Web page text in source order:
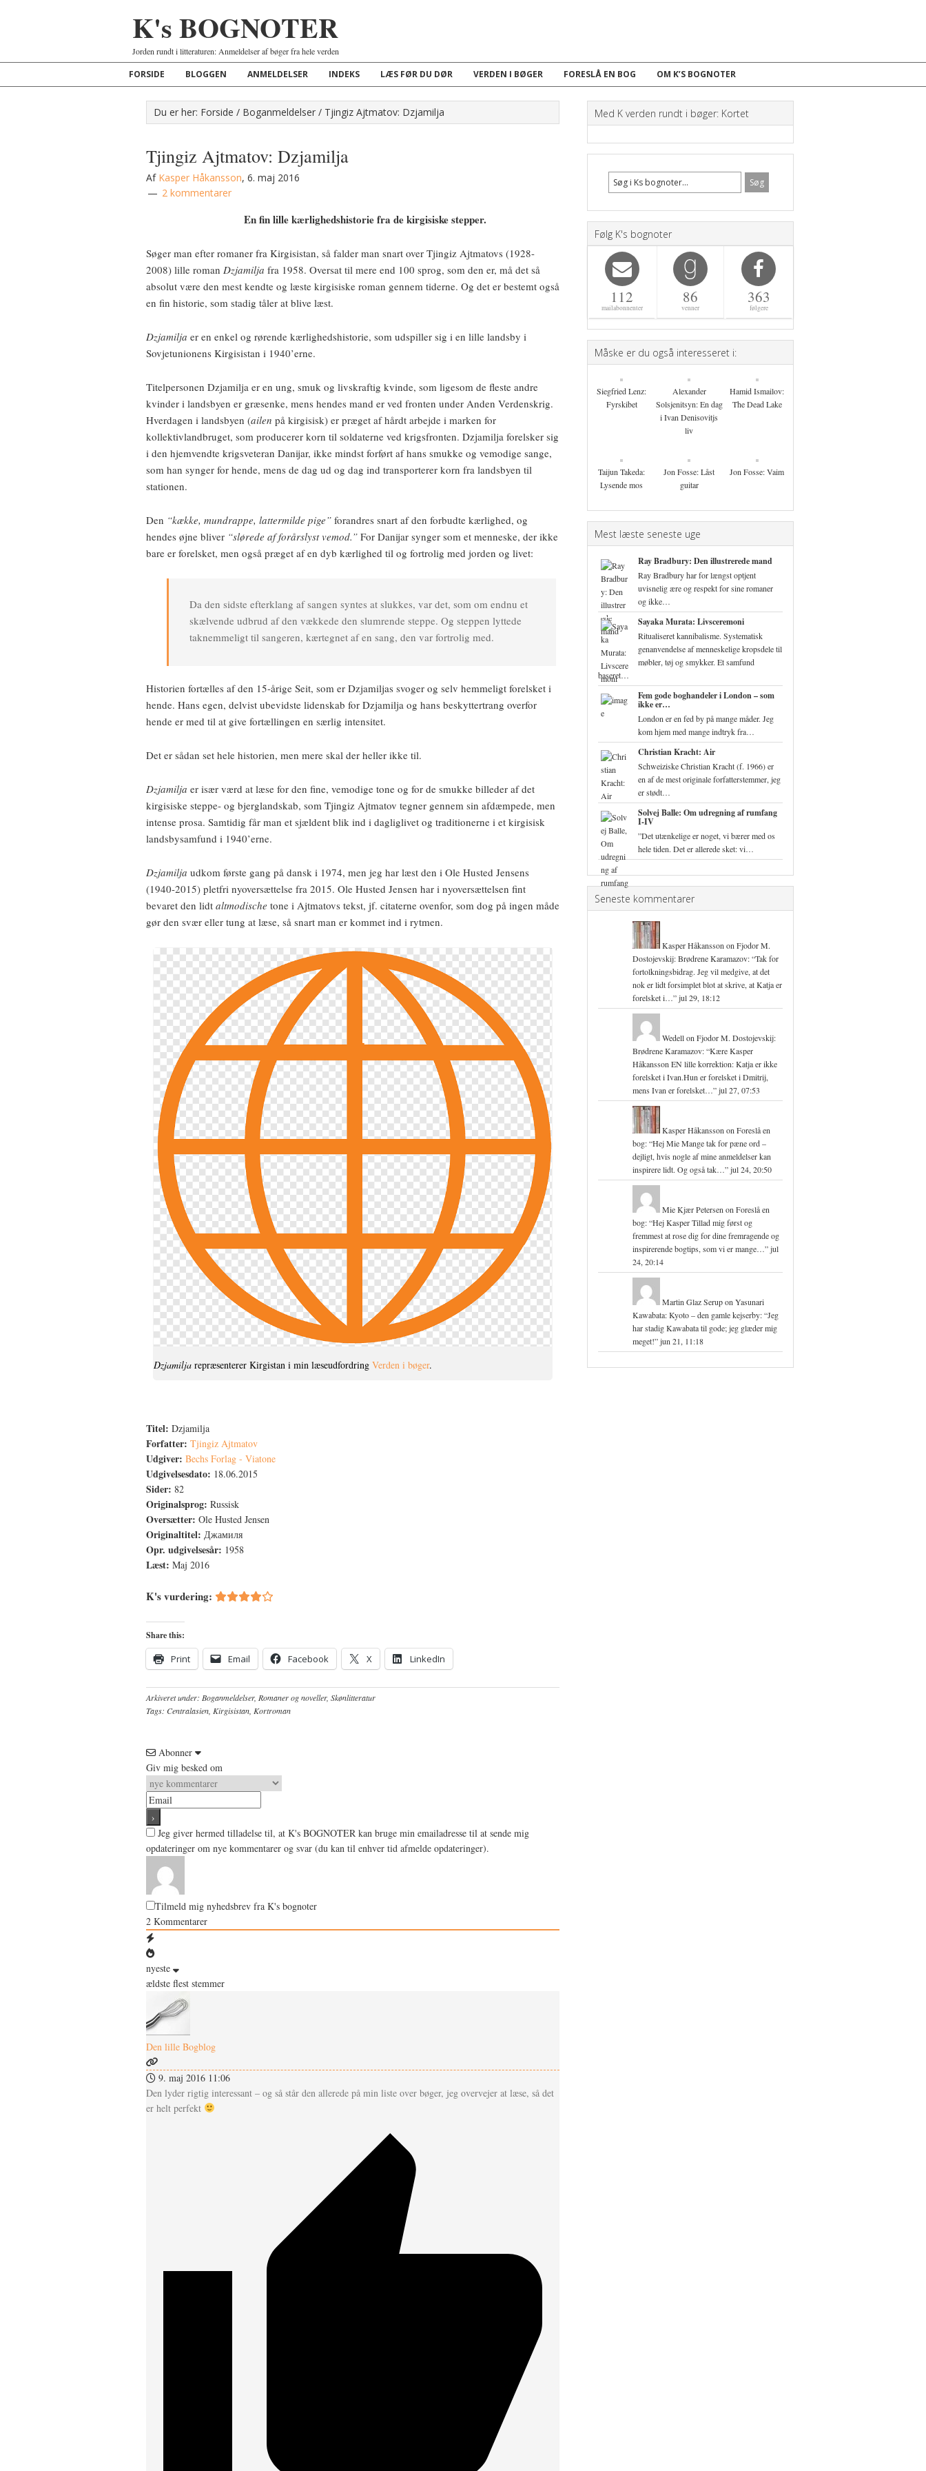
K's BOGNOTER
Jorden rundt i litteraturen: Anmeldelser af bøger fra hele verden
FORSIDE BLOGGEN ANMELDELSER INDEKS LÆS FØR DU DØR VERDEN I BØGER FORESLÅ EN BOG OM K’S BOGNOTER
Du er her: Forside / Boganmeldelser / Tjingiz Ajtmatov: Dzjamilja
Tjingiz Ajtmatov: Dzjamilja
Af Kasper Håkansson, 6. maj 2016
2 kommentarer
En fin lille kærlighedshistorie fra de kirgisiske stepper.
Søger man efter romaner fra Kirgisistan, så falder man snart over Tjingiz Ajtmatovs (1928-
2008) lille roman Dzjamilja fra 1958. Oversat til mere end 100 sprog, som den er, må det så
absolut være den mest kendte og læste kirgisiske roman gennem tiderne. Og det er bestemt også
en fin historie, som stadig tåler at blive læst.
Dzjamilja er en enkel og rørende kærlighedshistorie, som udspiller sig i en lille landsby i
Sovjetunionens Kirgisistan i 1940’erne.
Titelpersonen Dzjamilja er en ung, smuk og livskraftig kvinde, som ligesom de fleste andre
kvinder i landsbyen er græsenke, mens hendes mand er ved fronten under Anden Verdenskrig.
Hverdagen i landsbyen (ailen på kirgisisk) er præget af hårdt arbejde i marken for
kollektivlandbruget, som producerer korn til soldaterne ved krigsfronten. Dzjamilja forelsker sig
i den hjemvendte krigsveteran Danijar, ikke mindst forført af hans smukke og vemodige sange,
som han synger for hende, mens de dag ud og dag ind transporterer korn fra landsbyen til
stationen.
Den “kække, mundrappe, lattermilde pige” forandres snart af den forbudte kærlighed, og
hendes øjne bliver “slørede af forårslyst vemod.” For Danijar synger som et menneske, der ikke
bare er forelsket, men også præget af en dyb kærlighed til og fortrolig med jorden og livet:
Da den sidste efterklang af sangen syntes at slukkes, var det, som om endnu et
skælvende udbrud af den vækkede den slumrende steppe. Og steppen lyttede
taknemmeligt til sangeren, kærtegnet af en sang, den var fortrolig med.
Historien fortælles af den 15-årige Seit, som er Dzjamiljas svoger og selv hemmeligt forelsket i
hende. Hans egen, delvist ubevidste lidenskab for Dzjamilja og hans beskyttertrang overfor
hende er med til at give fortællingen en særlig intensitet.
Det er sådan set hele historien, men mere skal der heller ikke til.
Dzjamilja er især værd at læse for den fine, vemodige tone og for de smukke billeder af det
kirgisiske steppe- og bjerglandskab, som Tjingiz Ajtmatov tegner gennem sin afdæmpede, men
intense prosa. Samtidig får man et sjældent blik ind i dagliglivet og traditionerne i et kirgisisk
landsbysamfund i 1940’erne.
Dzjamilja udkom første gang på dansk i 1974, men jeg har læst den i Ole Husted Jensens
(1940-2015) pletfri nyoversættelse fra 2015. Ole Husted Jensen har i nyoversættelsen fint
bevaret den lidt altmodische tone i Ajtmatovs tekst, jf. citaterne ovenfor, som dog på ingen måde
gør den svær eller tung at læse, så snart man er kommet ind i rytmen.
Dzjamilja repræsenterer Kirgistan i min læseudfordring Verden i bøger.
Titel: Dzjamilja
Forfatter: Tjingiz Ajtmatov
Udgiver: Bechs Forlag - Viatone
Udgivelsesdato: 18.06.2015
Sider: 82
Originalsprog: Russisk
Oversætter: Ole Husted Jensen
Originaltitel: Джамиля
Opr. udgivelsesår: 1958
Læst: Maj 2016
K's vurdering:
Share this:
Print Email Facebook X LinkedIn
Arkiveret under: Boganmeldelser, Romaner og noveller, Skønlitteratur
Tags: Centralasien Kirgisistan Kortroman
Abonner
Giv mig besked om
Jeg giver hermed tilladelse til, at K's BOGNOTER kan bruge min emailadresse til at sende mig
opdateringer om nye kommentarer og svar (du kan til enhver tid afmelde opdateringer).
Tilmeld mig nyhedsbrev fra K's bognoter
2 Kommentarer
nyeste
ældste flest stemmer
Den lille Bogblog
9. maj 2016 11:06
Den lyder rigtig interessant – og så står den allerede på min liste over bøger, jeg overvejer at læse, så det
er helt perfekt
Med K verden rundt i bøger: Kortet
Følg K's bognoter
112
mailabonnenter
86
venner
363
følgere
Måske er du også interesseret i:
Siegfried Lenz:
Fyrskibet
Alexander
Solsjenitsyn: En dag
i Ivan Denisovitjs
liv
Hamid Ismailov:
The Dead Lake
Taijun Takeda:
Lysende mos
Jon Fosse: Låst
guitar
Jon Fosse: Vaim
Mest læste seneste uge
Ray Bradbury: Den illustrerede mand
Ray Bradbury har for længst optjent
uvisnelig ære og respekt for sine romaner
og ikke…
Sayaka Murata: Livsceremoni
Ritualiseret kannibalisme. Systematisk
genanvendelse af menneskelige kropsdele til
møbler, tøj og smykker. Et samfund
baseret…
Fem gode boghandeler i London – som
ikke er…
London er en fed by på mange måder. Jeg
kom hjem med mange indtryk fra…
Christian Kracht: Air
Schweiziske Christian Kracht (f. 1966) er
en af de mest originale forfatterstemmer, jeg
er stødt…
Solvej Balle: Om udregning af rumfang
I-IV
”Det utænkelige er noget, vi bærer med os
hele tiden. Det er allerede sket: vi…
Seneste kommentarer
Kasper Håkansson on Fjodor M.
Dostojevskij: Brødrene Karamazov: “Tak for
fortolkningsbidrag. Jeg vil medgive, at det
nok er lidt forsimplet blot at skrive, at Katja er
forelsket i…”jul 29, 18:12
Wedellon Fjodor M. Dostojevskij:
Brødrene Karamazov: “Kære Kasper
Håkansson EN lille korrektion: Katja er ikke
forelsket i Ivan.Hun er forelsket i Dmitrij,
mens Ivan er forelsket…”jul 27, 07:53
Kasper Håkansson on Foreslå en
bog: “Hej Mie Mange tak for pæne ord –
dejligt, hvis nogle af mine anmeldelser kan
inspirere lidt. Og også tak…”jul 24, 20:50
Mie Kjær Petersen on Foreslå en
bog: “Hej Kasper Tillad mig først og
fremmest at rose dig for dine fremragende og
inspirerende bogtips, som vi er mange…”jul
24, 20:14
Martin Glaz Serupon Yasunari
Kawabata: Kyoto – den gamle kejserby: “Jeg
har stadig Kawabata til gode; jeg glæder mig
meget!”jun 21, 11:18